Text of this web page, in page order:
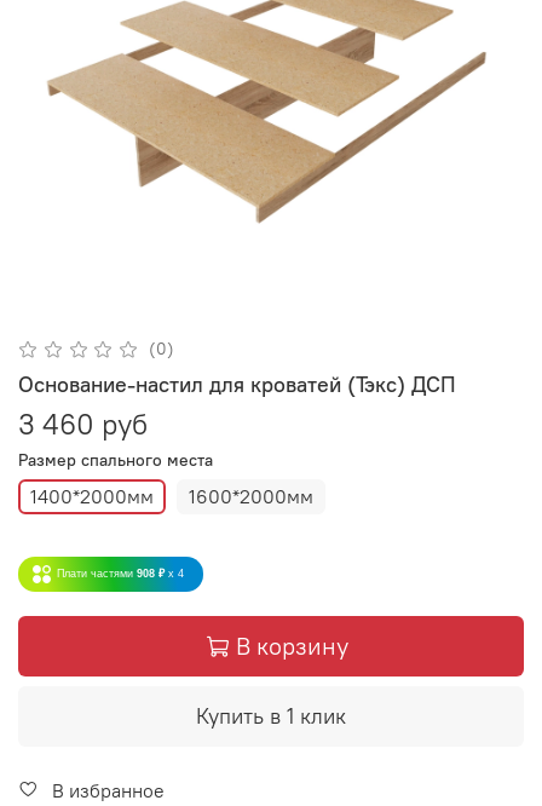
(0)
Основание-настил для кроватей (Тэкс) ДСП
3 460 руб
Размер спального места
1400*2000мм 1600*2000мм
Плати частями 908 ₽ x 4
В корзину
Купить в 1 клик
В избранное